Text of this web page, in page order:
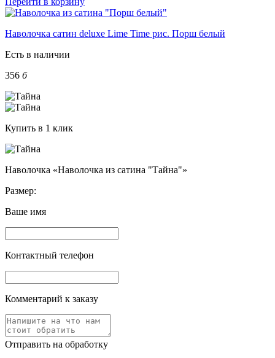
Наволочка сатин deluxe Lime Time рис. Порш белый
Есть в наличии
356 б
Купить в 1 клик
Наволочка «Наволочка из сатина "Тайна"»
Размер:
Ваше имя
Контактный телефон
Комментарий к заказу
Отправить на обработку